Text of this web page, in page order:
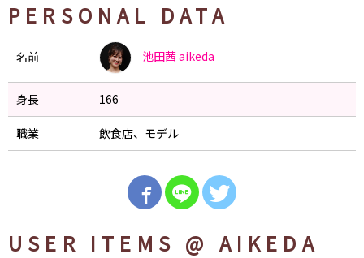
PERSONAL DATA
名前 池田茜aikeda
身長 166
職業 飲食店、モデル
USER ITEMS @ AIKEDA